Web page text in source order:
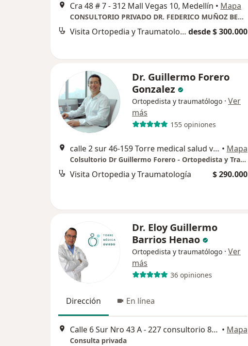
Cra 48 # 7 - 312 Mall Vegas 10, Medellín • Mapa
CONSULTORIO PRIVADO DR. FEDERICO MUÑOZ BERRÍO
Visita Ortopedia y Traumatología desde $ 300.000
Dr. Guillermo Forero
Gonzalez
Ortopedista y traumatólogo · Ver
más
155 opiniones
calle 2 sur 46-159 Torre medical salud vegas consultorio 408 piso 4, Medellín • Mapa
Colsultorio Dr Guillermo Forero - Ortopedista y Traumatólogo
Visita Ortopedia y Traumatología $ 290.000
Dr. Eloy Guillermo
Barrios Henao
Ortopedista y traumatólogo · Ver
más
36 opiniones
Dirección En línea
Calle 6 Sur Nro 43 A - 227 consultorio 875/Torre Médica Oviedo, El poblado, Medellín • Mapa
Consulta privada